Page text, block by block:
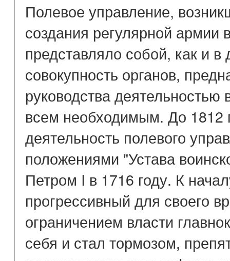
Полевое управление,
создания регулярной армии
представляло собой, как и
совокупность органов,
руководства деятельностью
всем необходимым. До 1812
деятельность полевого
положениями "Устава
Петром I в 1716 году. К
прогрессивный для своего
ограничением власти
себя и стал тормозом,